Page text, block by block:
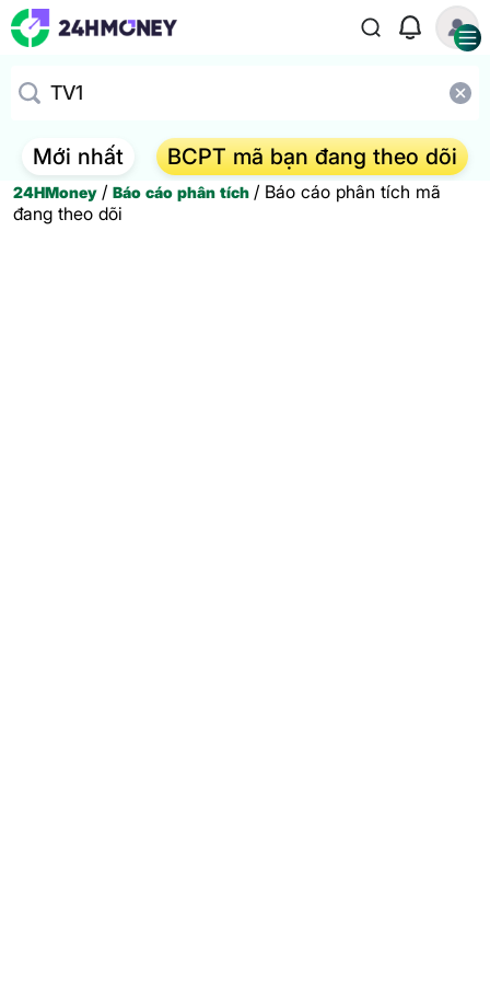
Mới nhất BCPT mã bạn đang theo dõi
24HMoney / Báo cáo phân tích / Báo cáo phân tích mã
đang theo dõi